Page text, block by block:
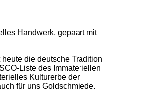
Handwerk, gepaart mit
die deutsche Tradition
Liste des Immateriellen
Kulturerbe der
für uns Goldschmiede.